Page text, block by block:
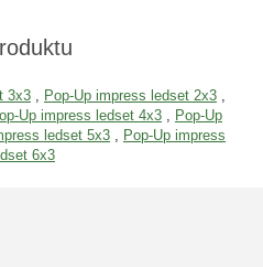
3x3 , Pop-Up impress ledset 2x3 ,
Up impress ledset 4x3 , Pop-Up
ledset 5x3 , Pop-Up impress
6x3